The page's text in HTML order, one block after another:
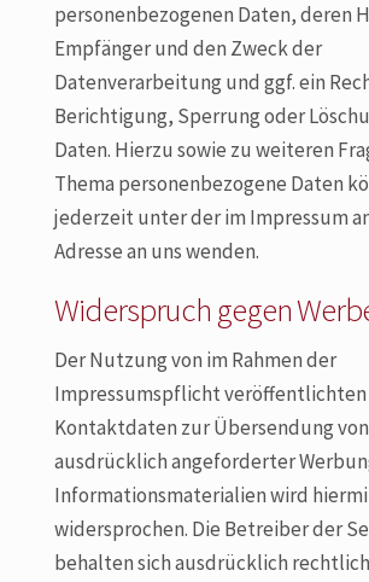
personenbezogenen Daten, deren
Empfänger und den Zweck der
Datenverarbeitung und ggf. ein
Berichtigung, Sperrung oder
Daten. Hierzu sowie zu weiteren
Thema personenbezogene Daten
jederzeit unter der im Impressum
Adresse an uns wenden.
Widerspruch gegen
Der Nutzung von im Rahmen der
Impressumspflicht veröffentlichten
Kontaktdaten zur Übersendung
ausdrücklich angeforderter
Informationsmaterialien wird
widersprochen. Die Betreiber der
behalten sich ausdrücklich